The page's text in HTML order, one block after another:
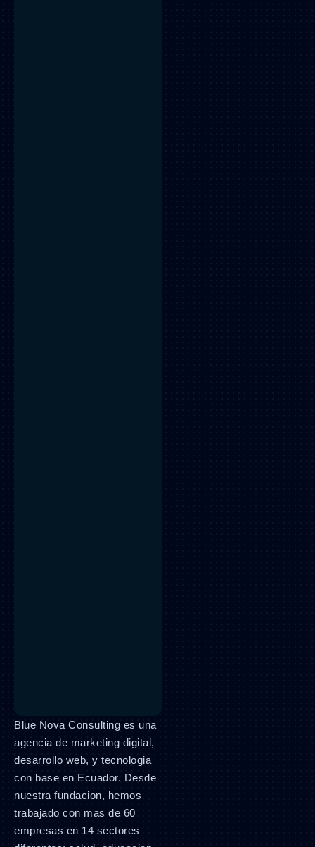
Blue Nova Consulting es una
agencia de marketing digital,
desarrollo web, y tecnologia
con base en Ecuador. Desde
nuestra fundacion, hemos
trabajado con mas de 60
empresas en 14 sectores